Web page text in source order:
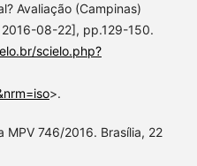
Avaliação (Campinas)
08-22], pp.129-150.
scielo.php?
>.
MPV 746/2016. Brasília, 22